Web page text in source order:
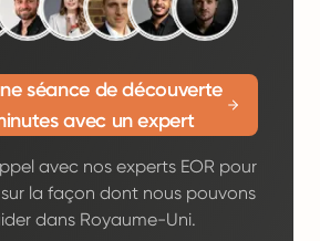
séance de découverte
avec un expert
avec nos experts EOR pour
la façon dont nous pouvons
dans Royaume-Uni.